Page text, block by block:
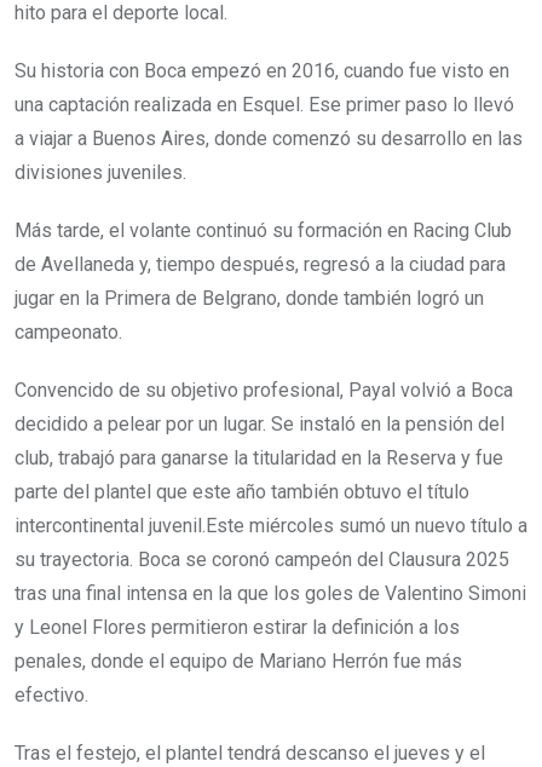
hito para el deporte local.
Su historia con Boca empezó en 2016, cuando fue visto en
una captación realizada en Esquel. Ese primer paso lo llevó
a viajar a Buenos Aires, donde comenzó su desarrollo en las
divisiones juveniles.
Más tarde, el volante continuó su formación en Racing Club
de Avellaneda y, tiempo después, regresó a la ciudad para
jugar en la Primera de Belgrano, donde también logró un
campeonato.
Convencido de su objetivo profesional, Payal volvió a Boca
decidido a pelear por un lugar. Se instaló en la pensión del
club, trabajó para ganarse la titularidad en la Reserva y fue
parte del plantel que este año también obtuvo el título
intercontinental juvenil.Este miércoles sumó un nuevo título a
su trayectoria. Boca se coronó campeón del Clausura 2025
tras una final intensa en la que los goles de Valentino Simoni
y Leonel Flores permitieron estirar la definición a los
penales, donde el equipo de Mariano Herrón fue más
efectivo.
Tras el festejo, el plantel tendrá descanso el jueves y el